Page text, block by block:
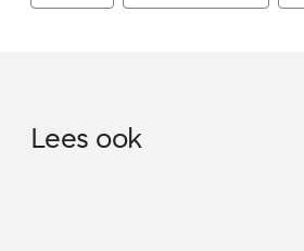
Lees ook